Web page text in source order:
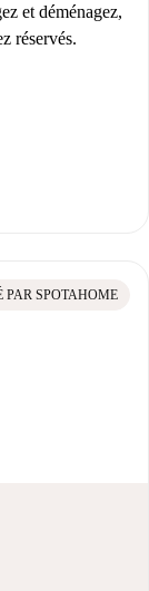
et déménagez,
réservés.
PAR SPOTAHOME